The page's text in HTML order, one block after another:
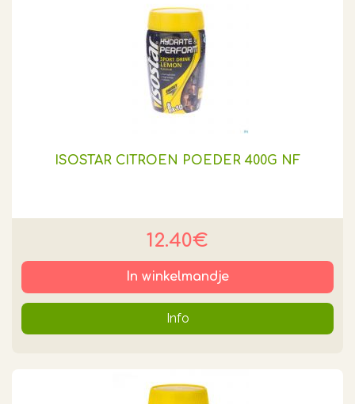
ISOSTAR CITROEN POEDER 400G NF
12.40€
In winkelmandje
Info